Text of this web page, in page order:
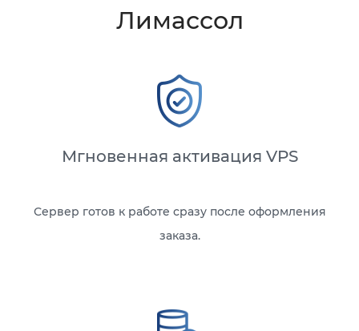
Лимассол
Мгновенная активация VPS
Сервер готов к работе сразу после оформления
заказа.